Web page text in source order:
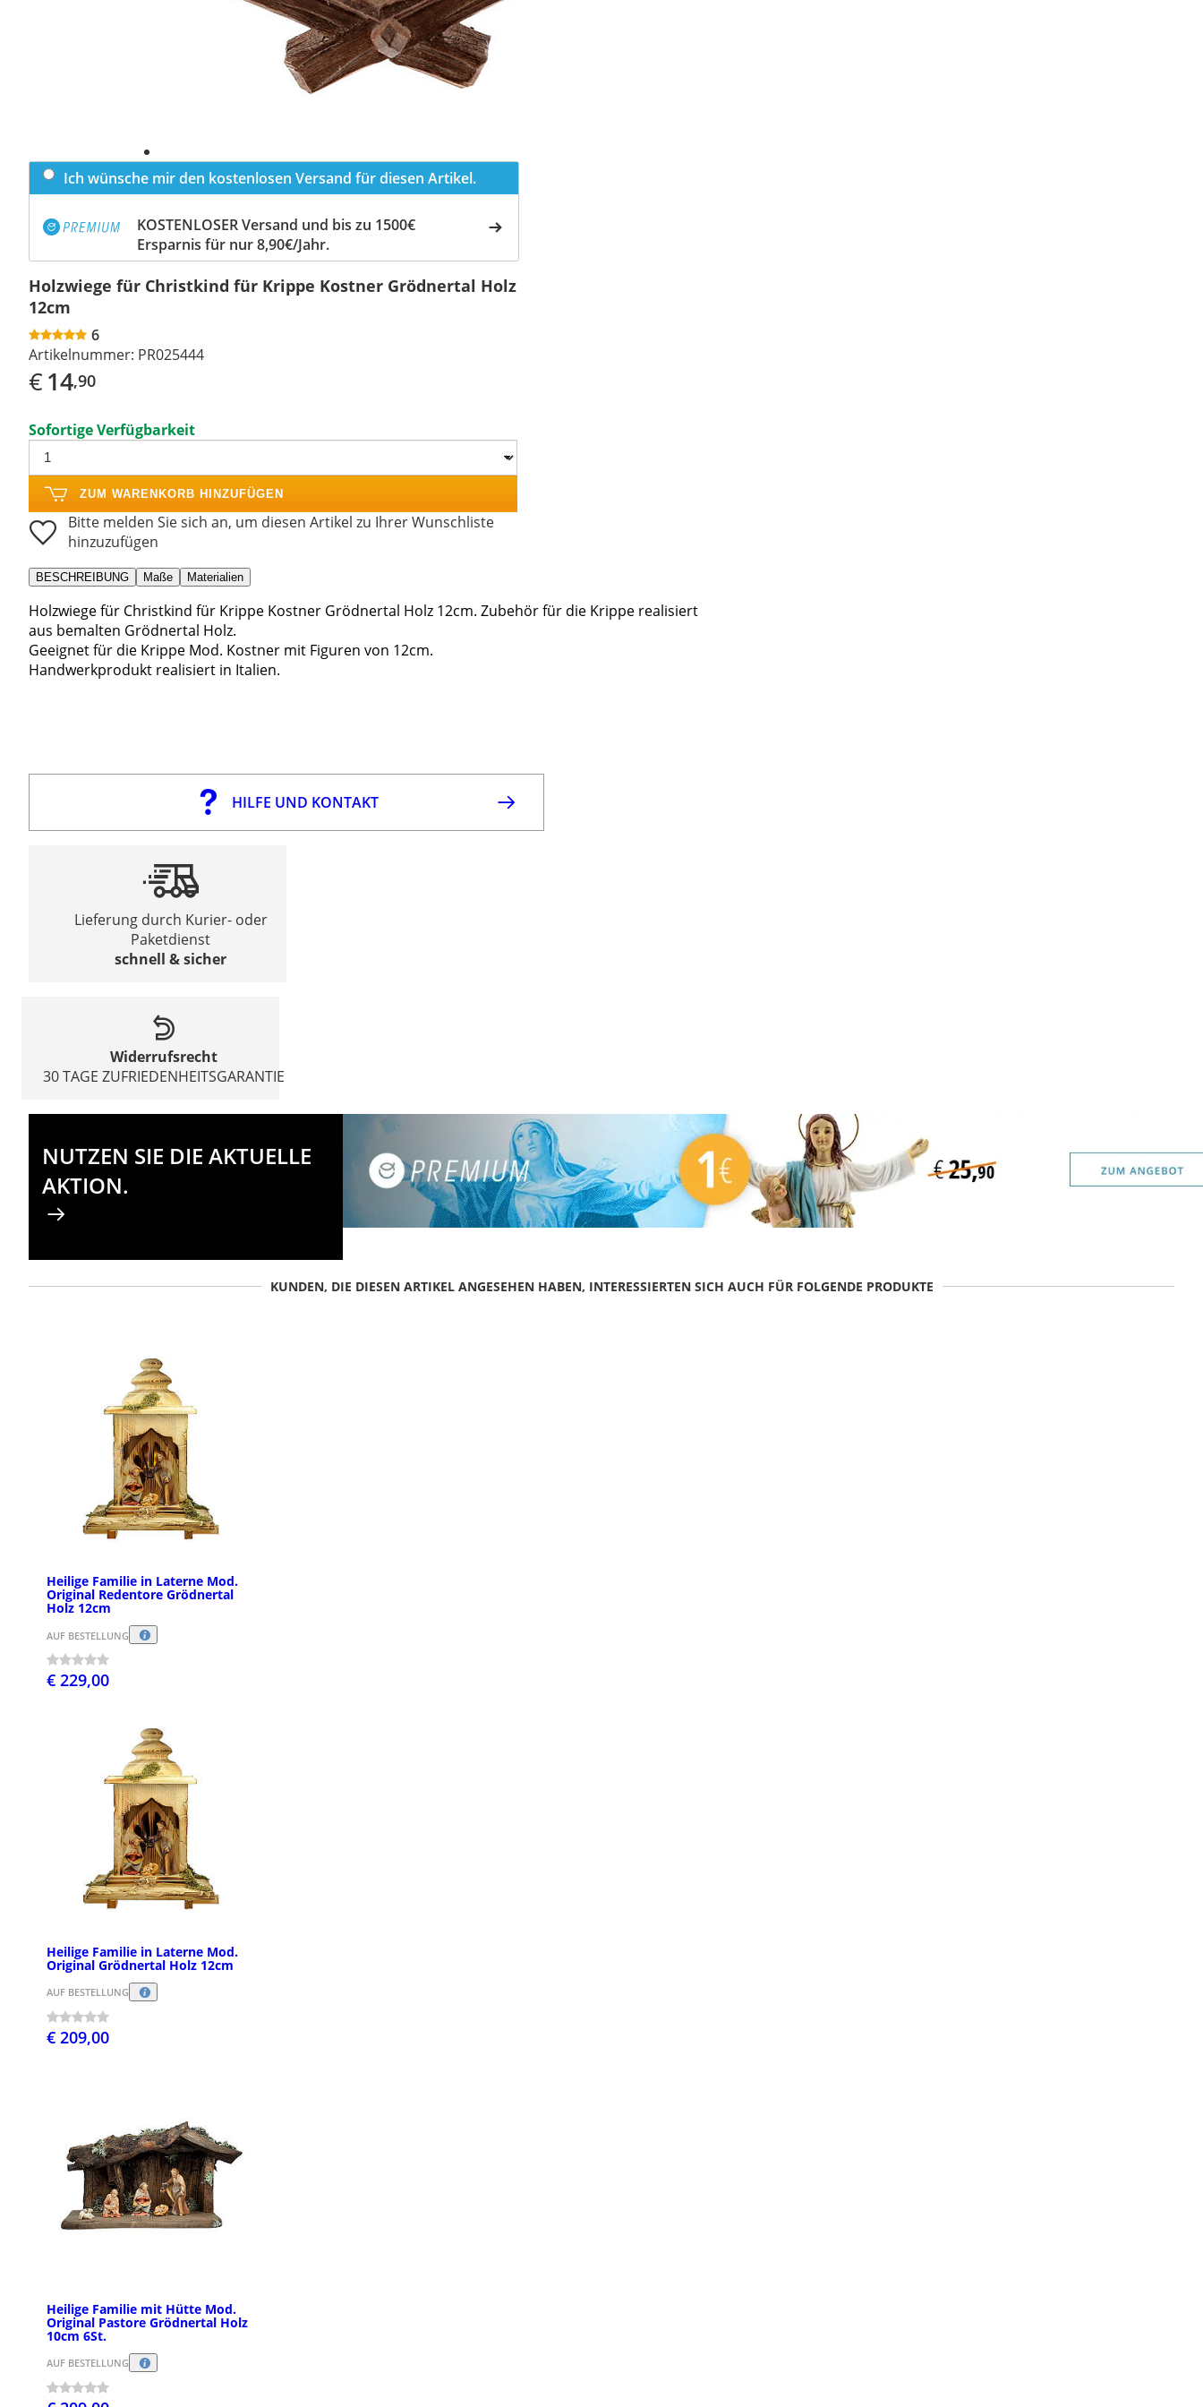
Ich wünsche mir den kostenlosen Versand für diesen Artikel.
KOSTENLOSER Versand und bis zu 1500€
Ersparnis für nur 8,90€/Jahr.
Holzwiege für Christkind für Krippe Kostner Grödnertal Holz
12cm
6
Artikelnummer: PR025444
€14,90
Sofortige Verfügbarkeit
ZUM WARENKORB HINZUFÜGEN
Bitte melden Sie sich an, um diesen Artikel zu Ihrer Wunschliste
hinzuzufügen
BESCHREIBUNG Maße Materialien
Holzwiege für Christkind für Krippe Kostner Grödnertal Holz 12cm. Zubehör für die Krippe realisiert
aus bemalten Grödnertal Holz.
Geeignet für die Krippe Mod. Kostner mit Figuren von 12cm.
Handwerkprodukt realisiert in Italien.
HILFE UND KONTAKT
Lieferung durch Kurier- oder
Paketdienst
schnell & sicher
Widerrufsrecht
30 TAGE ZUFRIEDENHEITSGARANTIE
NUTZEN SIE DIE AKTUELLE
AKTION.
KUNDEN, DIE DIESEN ARTIKEL ANGESEHEN HABEN, INTERESSIERTEN SICH AUCH FÜR FOLGENDE PRODUKTE
Heilige Familie in Laterne Mod.
Original Redentore Grödnertal
Holz 12cm
AUF BESTELLUNG
€ 229,00
Heilige Familie in Laterne Mod.
Original Grödnertal Holz 12cm
AUF BESTELLUNG
€ 209,00
Heilige Familie mit Hütte Mod.
Original Pastore Grödnertal Holz
10cm 6St.
AUF BESTELLUNG